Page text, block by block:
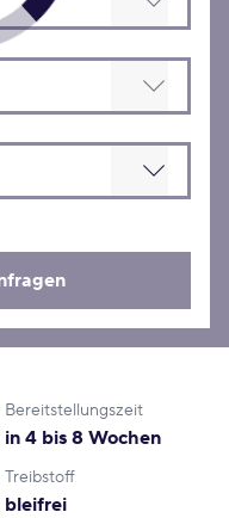
Bereitstellungszeit
in 4 bis 8 Wochen
Treibstoff
bleifrei